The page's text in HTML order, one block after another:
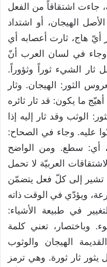
جاءت اشتقاقاً من الفعل
الهيجان، أو اشتداد
أيّ هاج، ثارت أعصابه أي
وجاء في لسان العرب أنّ
ثار الشيء ثوراً وثؤوراً.
الثور: الهيجان. وثار
ما يكون: قد ثار ثائره
الوثب وقد ثار إليه إذا
عليه. وجاء في الصحاح:
أي: سطع. ومن الواضح
العربيّة لا تحمل
تشير إلى كلّ فعل يتضمّن
ويؤدّي في الوقت ذاته
في طبيعة الأشياء:
وباختصار، تعني كلمة
الهيجان والوثوب
ثار ثورة. وهي ترمز